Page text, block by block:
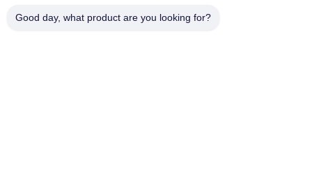
Good day, what product are you looking for?